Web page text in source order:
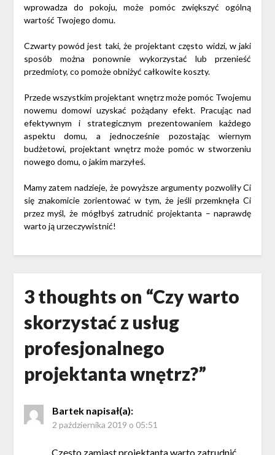
wprowadza do pokoju, może pomóc zwiększyć ogólną
wartość Twojego domu.
Czwarty powód jest taki, że projektant często widzi, w jaki
sposób można ponownie wykorzystać lub przenieść
przedmioty, co pomoże obniżyć całkowite koszty.
Przede wszystkim projektant wnętrz może pomóc Twojemu
nowemu domowi uzyskać pożądany efekt. Pracując nad
efektywnym i strategicznym prezentowaniem każdego
aspektu domu, a jednocześnie pozostając wiernym
budżetowi, projektant wnętrz może pomóc w stworzeniu
nowego domu, o jakim marzyłeś.
Mamy zatem nadzieje, że powyższe argumenty pozwoliły Ci
się znakomicie zorientować w tym, że jeśli przemknęła Ci
przez myśl, że mógłbyś zatrudnić projektanta – naprawdę
warto ją urzeczywistnić!
3 thoughts on “Czy warto
skorzystać z usług
profesjonalnego
projektanta wnętrz?”
Bartek napisał(a):
2 października 2019 o 05:51
Często zamiast projektanta warto zatrudnić